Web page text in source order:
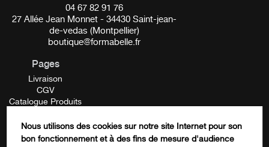
04 67 82 91 76
27 Allée Jean Monnet - 34430 Saint-jean-
de-vedas (Montpellier)
boutique@formabelle.fr
Pages
Livraison
CGV
Catalogue Produits
Contactez-nous
FORMATION
Nous utilisons des cookies sur notre site Internet pour son
bon fonctionnement et à des fins de mesure d'audience